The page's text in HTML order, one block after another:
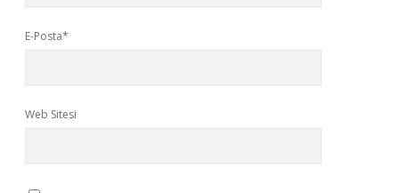
E-Posta*
Web Sitesi